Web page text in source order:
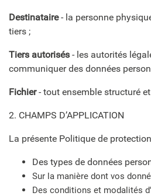
Destinataire- la personne
tiers ;
Tiers autorisés - les autorités
communiquer des données
Fichier- tout ensemble structuré
2. CHAMPS D’APPLICATION
La présente Politique de
Des types de données
Sur la manière dont vos
Des conditions et modalités